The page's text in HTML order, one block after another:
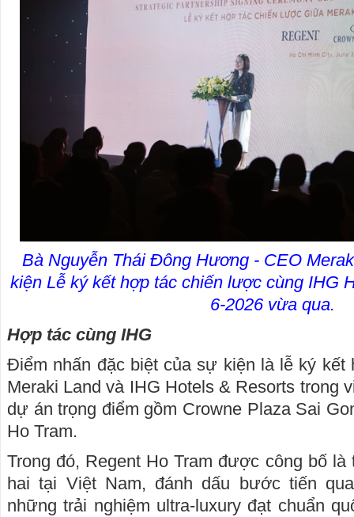
Bà Nguyễn Thái Đông Hương - CEO
kiện Lễ ký kết hợp tác chiến lược cùng IHG
6-2026 vừa qua.
Hợp tác cùng IHG
Điểm nhấn đặc biệt của sự kiện là lễ ký
Meraki Land và IHG Hotels & Resorts trong
dự án trọng điểm gồm Crowne Plaza Sai
Ho Tram.
Trong đó, Regent Ho Tram được công bố
hai tại Việt Nam, đánh dấu bước tiến
những trải nghiệm ultra-luxury đạt chuẩn